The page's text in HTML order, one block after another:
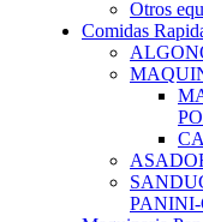
Otros
Comidas